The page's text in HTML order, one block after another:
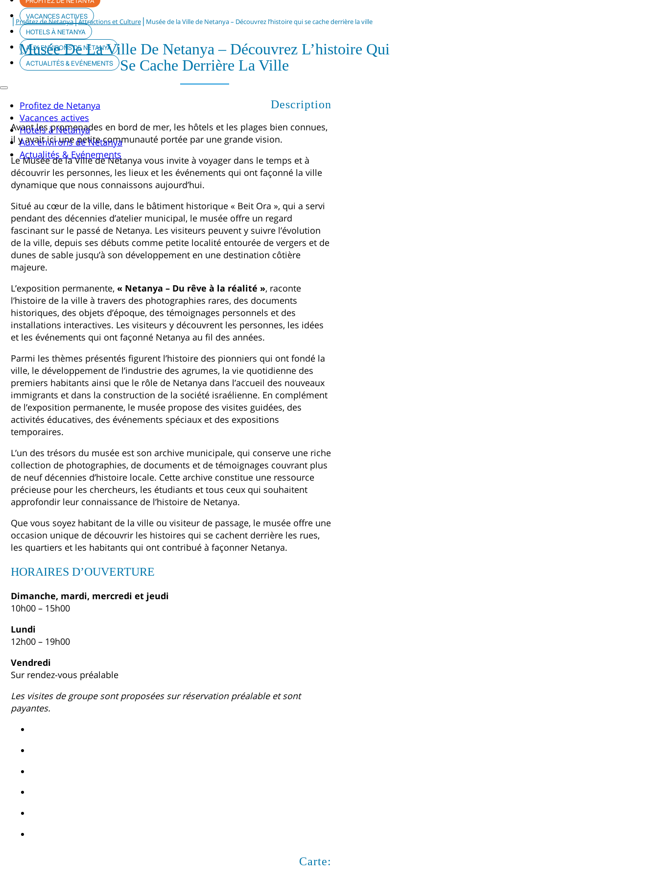
VACANCES ACTIVES
HOTELS À NETANYA
AUX ENVIRONS DE NETANYA
ACTUALITÉS & EVÉNEMENTS
Profitez de Netanya
Vacances actives
Hotels à Netanya
Aux environs de Netanya
Actualités & Evénements
| Profitez de Netanya|Attractions et Culture| Musée de la Ville de Netanya – Découvrez l’histoire qui se cache derrière la ville
Musée De La Ville De Netanya – Découvrez L’histoire Qui
Se Cache Derrière La Ville
Description
Avant les promenades en bord de mer, les hôtels et les plages bien connues,
il y avait ici une petite communauté portée par une grande vision.
Le Musée de la Ville de Netanya vous invite à voyager dans le temps et à
découvrir les personnes, les lieux et les événements qui ont façonné la ville
dynamique que nous connaissons aujourd’hui.
Situé au cœur de la ville, dans le bâtiment historique « Beit Ora », qui a servi
pendant des décennies d’atelier municipal, le musée offre un regard
fascinant sur le passé de Netanya. Les visiteurs peuvent y suivre l’évolution
de la ville, depuis ses débuts comme petite localité entourée de vergers et de
dunes de sable jusqu’à son développement en une destination côtière
majeure.
L’exposition permanente, « Netanya – Du rêve à la réalité », raconte
l’histoire de la ville à travers des photographies rares, des documents
historiques, des objets d’époque, des témoignages personnels et des
installations interactives. Les visiteurs y découvrent les personnes, les idées
et les événements qui ont façonné Netanya au fil des années.
Parmi les thèmes présentés figurent l’histoire des pionniers qui ont fondé la
ville, le développement de l’industrie des agrumes, la vie quotidienne des
premiers habitants ainsi que le rôle de Netanya dans l’accueil des nouveaux
immigrants et dans la construction de la société israélienne. En complément
de l’exposition permanente, le musée propose des visites guidées, des
activités éducatives, des événements spéciaux et des expositions
temporaires.
L’un des trésors du musée est son archive municipale, qui conserve une riche
collection de photographies, de documents et de témoignages couvrant plus
de neuf décennies d’histoire locale. Cette archive constitue une ressource
précieuse pour les chercheurs, les étudiants et tous ceux qui souhaitent
approfondir leur connaissance de l’histoire de Netanya.
Que vous soyez habitant de la ville ou visiteur de passage, le musée offre une
occasion unique de découvrir les histoires qui se cachent derrière les rues,
les quartiers et les habitants qui ont contribué à façonner Netanya.
HORAIRES D’OUVERTURE
Dimanche, mardi, mercredi et jeudi
10h00 – 15h00
Lundi
12h00 – 19h00
Vendredi
Sur rendez-vous préalable
Les visites de groupe sont proposées sur réservation préalable et sont
payantes.
Carte: